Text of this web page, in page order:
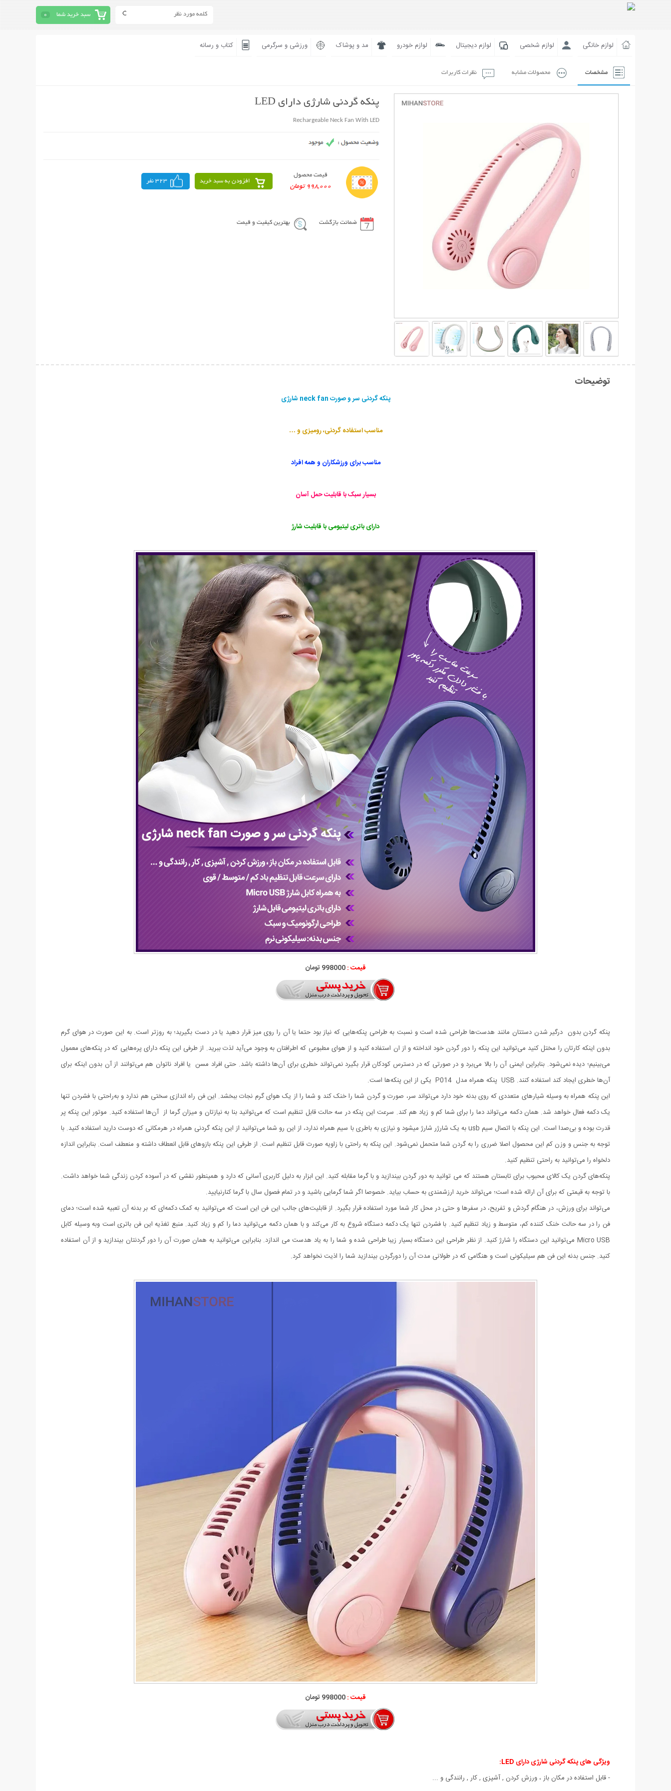
سبد خرید شما 0
لوازم خانگی لوازم شخصی لوازم دیجیتال لوازم خودرو مد و پوشاک ورزشی و سرگرمی کتاب و رسانه
مشخصات محصولات مشابه نظرات کاربرات
پنکه گردنی شارژی دارای LED
Rechargeable Neck Fan With LED
قیمت محصول
998,000 تومان
افزودن به سبد خرید 323 نفر
ضمانت بازگشت بهترین کیفیت و قیمت
توضیحات
پنکه گردنی سر و صورت neck fan شارژی
مناسب استفاده گردنی، رومیزی و …
مناسب برای ورزشکاران و همه افراد
بسیار سبک با قابلیت حمل آسان
دارای باتری لیتیومی با قابلیت شارژ
قیمت :998000 تومان
پنکه گردن بدون درگیر شدن دستتان مانند هدست‌ها طراحی شده است و نسبت به طراحی پنکه‌هایی که نیاز بود حتما یا آن را روی میز قرار دهید یا در دست بگیرید؛ به روزتر است. به این صورت در هوای گرم
بدون اینکه کارتان را مختل کنید می‌توانید این پنکه را دور گردن خود انداخته و از ان استفاده کنید و از هوای مطبوعی که اطرافتان به وجود می‌آید لذت ببرید. از طرفی این پنکه دارای پره‌هایی که در پنکه‌های معمول
می‌بینیم؛ دیده نمی‌شود. بنابراین ایمنی آن را بالا می‌برد و در صورتی که در دسترس کودکان قرار بگیرد نمی‌تواند خطری برای آن‌ها داشته باشد. حتی افراد مسن یا افراد ناتوان هم می‌توانند از آن بدون اینکه برای
آن‌ها خطری ایجاد کند استفاده کنند. USB پنکه همراه مدل P014 یکی از این پنکه‌ها است.
این پنکه همراه به وسیله شیارهای متعددی که روی بدنه خود دارد می‌تواند سر، صورت و گردن شما را خنک کند و شما را از یک هوای گرم نجات ببخشد. این فن راه اندازی سختی هم ندارد و به‌راحتی با فشردن تنها
یک دکمه فعال خواهد شد. همان دکمه می‌تواند دما را برای شما کم و زیاد هم کند. سرعت این پنکه در سه حالت قابل تنظیم است که می‌توانید بنا به نیازتان و میزان گرما از آن‌ها استفاده کنید. موتور این پنکه پر
قدرت بوده و بی‌صدا است. این پنکه با اتصال سیم usb به یک شارژر شارژ میشود و نیازی به باطری با سیم همراه ندارد، از این رو شما می‌توانید از این پنکه گردنی همراه در هرمکانی که دوست دارید استفاده کنید. با
توجه به جنس و وزن کم این محصول اصلا ضرری را به گردن شما متحمل نمی‌شود. این پنکه به راحتی با زاویه صورت قابل تنظیم است. از طرفی این پنکه بازوهای قابل انعطاف داشته و منعطف است. بنابراین اندازه
دلخواه را می‌توانید به راحتی تنظیم کنید.
پنکه‌های گردن یک کالای محبوب برای تابستان هستند که می توانید به دور گردن بیندازید و با گرما مقابله کنید. این ابزار به دلیل کاربری آسانی که دارد و همینطور نقشی که در آسوده کردن زندگی شما خواهد داشت.
با توجه به قیمتی که برای آن ارائه شده است؛ می‌تواند خرید ارزشمندی به حساب بیاید. خصوصا اگر شما گرمایی باشید و در تمام فصول سال با گرما کنارنیایید.
می‌تواند برای ورزش، در هنگام گردش و تفریح، در سفرها و حتی در محل کار شما مورد استفاده قرار بگیرد. از قابلیت‌های جالب این فن این است که می‌توانید به کمک دکمه‌ای که بر بدنه آن تعبیه شده است؛ دمای
فن را در سه حالت خنک کننده کم، متوسط و زیاد تنظیم کنید. با فشردن تنها یک دکمه دستگاه شروع به کار می‌کند و با همان دکمه می‌توانید دما را کم و زیاد کنید. منبع تغذیه این فن باتری است وبه وسیله کابل
Micro USB می‌توانید این دستگاه را شارژ کنید. از نظر طراحی این دستگاه بسیار زیبا طراحی شده و شما را به یاد هدست‌ می ‌اندازد. بنابراین می‌توانید به همان صورت آن را دور گردنتان بیندازید و از آن استفاده
کنید. جنس بدنه این فن هم سیلیکونی است و هنگامی که در طولانی مدت آن را دورگردن بیندازید شما را اذیت نخواهد کرد.
قیمت :998000 تومان
ویژگی های پنکه گردنی شارژی دارای LED:
- قابل استفاده در مکان باز ، ورزش کردن , آشپزی , کار , رانندگی و ...